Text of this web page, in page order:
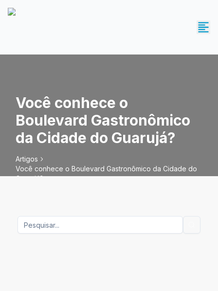
Você conhece o
Boulevard Gastronômico
da Cidade do Guarujá?
Artigos
Você conhece o Boulevard Gastronômico da Cidade do
Guarujá?